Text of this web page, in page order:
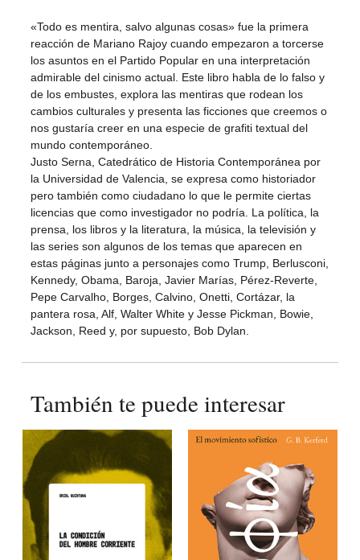
«Todo es mentira, salvo algunas cosas» fue la primera
reacción de Mariano Rajoy cuando empezaron a torcerse
los asuntos en el Partido Popular en una interpretación
admirable del cinismo actual. Este libro habla de lo falso y
de los embustes, explora las mentiras que rodean los
cambios culturales y presenta las ficciones que creemos o
nos gustaría creer en una especie de grafiti textual del
mundo contemporáneo.
Justo Serna, Catedrático de Historia Contemporánea por
la Universidad de Valencia, se expresa como historiador
pero también como ciudadano lo que le permite ciertas
licencias que como investigador no podría. La política, la
prensa, los libros y la literatura, la música, la televisión y
las series son algunos de los temas que aparecen en
estas páginas junto a personajes como Trump, Berlusconi,
Kennedy, Obama, Baroja, Javier Marías, Pérez-Reverte,
Pepe Carvalho, Borges, Calvino, Onetti, Cortázar, la
pantera rosa, Alf, Walter White y Jesse Pickman, Bowie,
Jackson, Reed y, por supuesto, Bob Dylan.
También te puede interesar